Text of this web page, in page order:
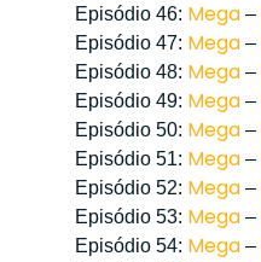
Episódio 46: Mega–
Episódio 47: Mega–
Episódio 48: Mega–
Episódio 49: Mega–
Episódio 50: Mega–
Episódio 51: Mega–
Episódio 52: Mega–
Episódio 53: Mega–
Episódio 54: Mega–